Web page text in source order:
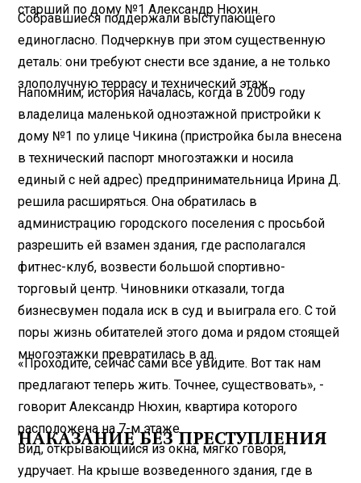
старший по дому №1 Александр Нюхин.
Собравшиеся поддержали выступающего
единогласно. Подчеркнув при этом существенную
деталь: они требуют снести все здание, а не только
злополучную террасу и технический этаж.
Напомним, история началась, когда в 2009 году
владелица маленькой одноэтажной пристройки к
дому №1 по улице Чикина (пристройка была внесена
в технический паспорт многоэтажки и носила
единый с ней адрес) предпринимательница Ирина Д.
решила расширяться. Она обратилась в
администрацию городского поселения с просьбой
разрешить ей взамен здания, где располагался
фитнес-клуб, возвести большой спортивно-
торговый центр. Чиновники отказали, тогда
бизнесвумен подала иск в суд и выиграла его. С той
поры жизнь обитателей этого дома и рядом стоящей
многоэтажки превратилась в ад.
«Проходите, сейчас сами все увидите. Вот так нам
предлагают теперь жить. Точнее, существовать», -
говорит Александр Нюхин, квартира которого
расположена на 7-м этаже.
НАКАЗАНИЕ БЕЗ ПРЕСТУПЛЕНИЯ
Вид, открывающийся из окна, мягко говоря,
удручает. На крыше возведенного здания, где в